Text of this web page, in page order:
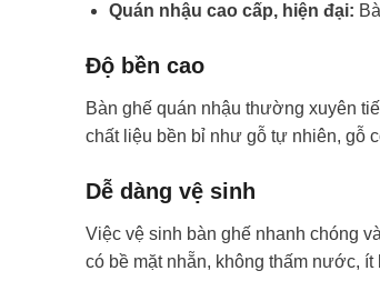
Quán nhậu cao cấp, hiện đại:
Độ bền cao
Bàn ghế quán nhậu thường xuyên
chất liệu bền bỉ như gỗ tự nhiên, gỗ
Dễ dàng vệ sinh
Việc vệ sinh bàn ghế nhanh chóng
có bề mặt nhẵn, không thấm nước,